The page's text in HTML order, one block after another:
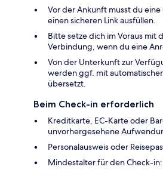
Vor der Ankunft musst du
einen sicheren Link ausfüllen.
Bitte setze dich im Voraus mit
Verbindung, wenn du eine
Von der Unterkunft zur
werden ggf. mit
übersetzt.
Beim Check-in erforderlich
Kreditkarte, EC-Karte oder
unvorhergesehene
Personalausweis oder
Mindestalter für den Check-in: